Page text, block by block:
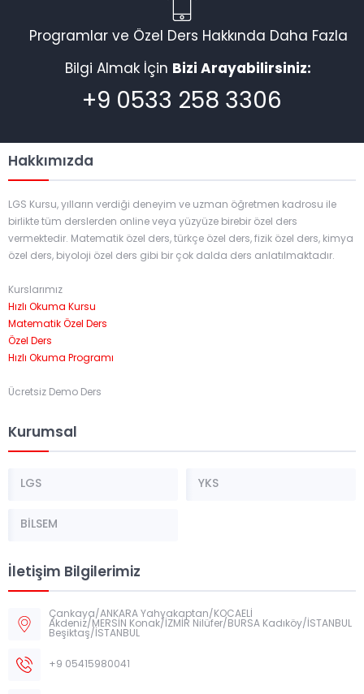
Programlar ve Özel Ders Hakkında Daha Fazla
Bilgi Almak İçin Bizi Arayabilirsiniz:
+9 0533 258 3306
Hakkımızda
LGS Kursu, yılların verdiği deneyim ve uzman öğretmen kadrosu ile
birlikte tüm derslerden online veya yüzyüze birebir özel ders
vermektedir. Matematik özel ders, türkçe özel ders, fizik özel ders, kimya
özel ders, biyoloji özel ders gibi bir çok dalda ders anlatılmaktadır.
Kurslarımız
Hızlı Okuma Kursu
Matematik Özel Ders
Özel Ders
Hızlı Okuma Programı
Ücretsiz Demo Ders
Kurumsal
LGS YKS
BİLSEM
İletişim Bilgilerimiz
Çankaya/ANKARA Yahyakaptan/KOCAELİ
Akdeniz/MERSİN Konak/İZMİR Nilüfer/BURSA Kadıköy/İSTANBUL
Beşiktaş/İSTANBUL
+9 05415980041